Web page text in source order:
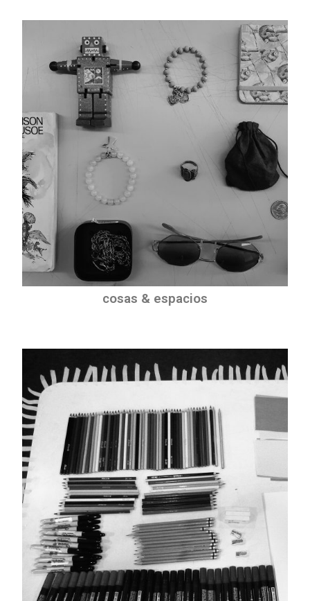
cosas & espacios